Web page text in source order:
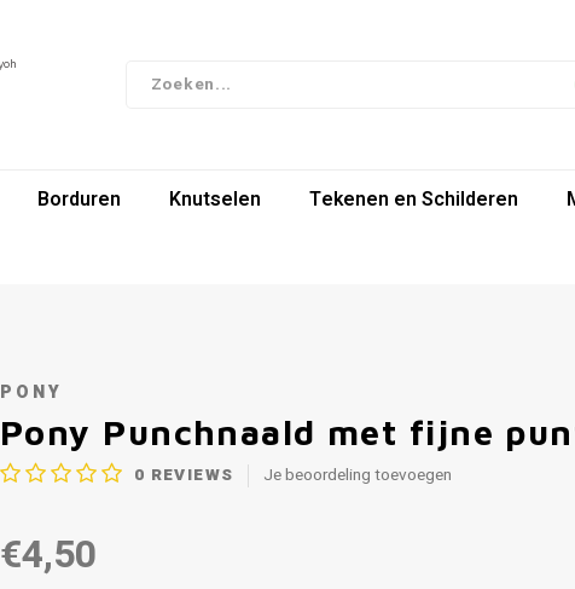
Borduren Knutselen Tekenen en Schilderen
PONY
Pony Punchnaald met fijne
0 REVIEWS Je beoordeling toevoegen
€4,50